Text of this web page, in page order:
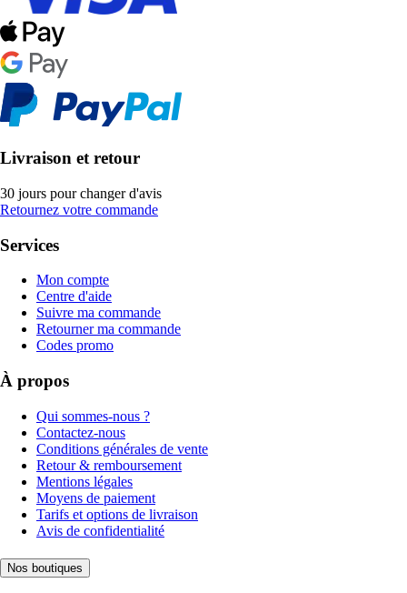
Livraison et retour
30 jours pour changer d'avis
Retournez votre commande
Services
Mon compte
Centre d'aide
Suivre ma commande
Retourner ma commande
Codes promo
À propos
Qui sommes-nous ?
Contactez-nous
Conditions générales de vente
Retour & remboursement
Mentions légales
Moyens de paiement
Tarifs et options de livraison
Avis de confidentialité
Nos boutiques